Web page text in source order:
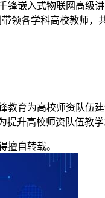
入式物联网高级讲
领各学科高校教师
育为高校师资队伍
升高校师资队伍教
擅自转载。